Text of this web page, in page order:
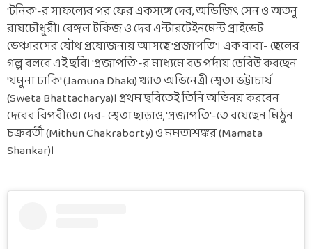
'টনিক'-র সাফল্যের পর ফের একসঙ্গে দেব, অভিজিৎ সেন ও অতনু
রায়চৌধুরী। বেঙ্গল টকিজ ও দেব এন্টারটেইনমেন্ট প্রাইভেট
ভেঞ্চারসের যৌথ প্রযোজনায় আসছে 'প্রজাপতি'। এক বাবা- ছেলের
গল্প বলবে এই ছবি। 'প্রজাপতি'-র মাধ্যমে বড় পর্দায় ডেবিউ করছেন
'যমুনা ঢাকি' (Jamuna Dhaki) খ্যাত অভিনেত্রী শ্বেতা ভট্টাচার্য
(Sweta Bhattacharya)। প্রথম ছবিতেই তিনি অভিনয় করবেন
দেবের বিপরীতে। দেব- শ্বেতা ছাড়াও, 'প্রজাপতি'-তে রয়েছেন মিঠুন
চক্রবর্তী (Mithun Chakraborty) ও মমতাশঙ্কর (Mamata
Shankar)।